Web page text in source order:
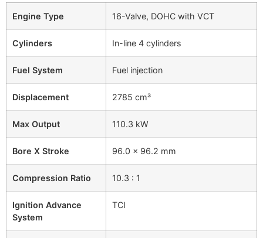
Engine Type 16-Valve, DOHC with VCT
Cylinders In-line 4 cylinders
Fuel System Fuel injection
Displacement 2785 cm³
Max Output 110.3 kW
Bore X Stroke 96.0 × 96.2 mm
Compression Ratio 10.3 : 1
Ignition Advance
System
TCI